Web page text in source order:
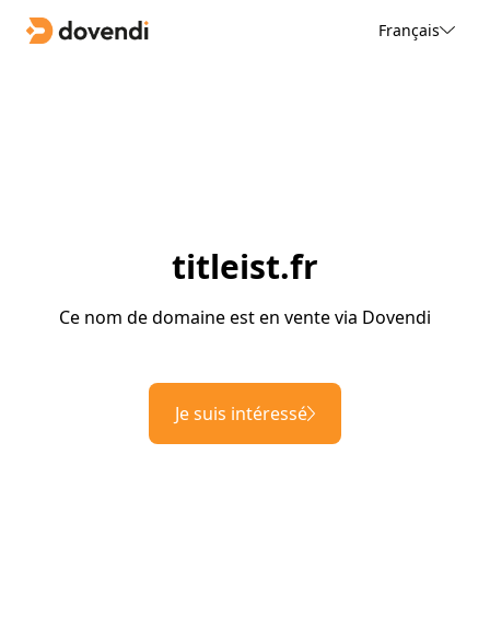
Français
titleist.fr
Ce nom de domaine est en vente via Dovendi
Je suis intéressé